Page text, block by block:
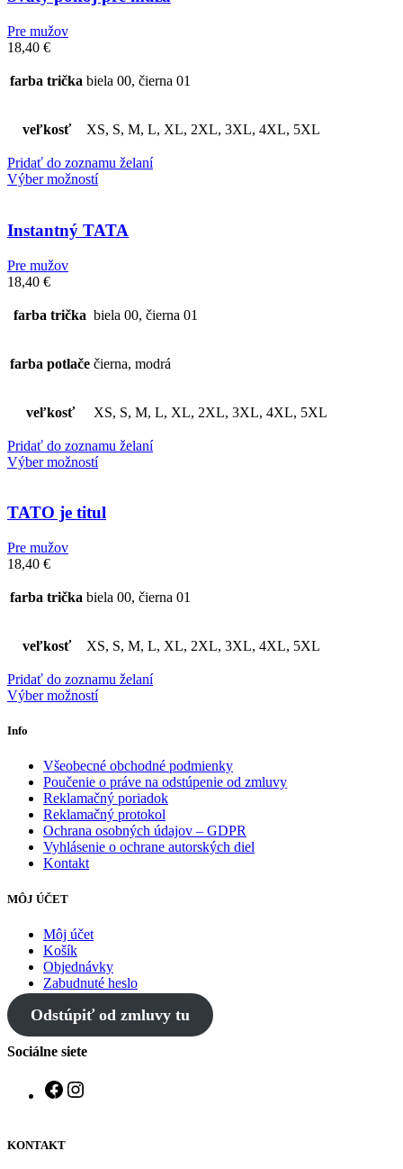
Pre mužov
18,40 €
farba trička biela 00, čierna 01
veľkosť XS, S, M, L, XL, 2XL, 3XL, 4XL, 5XL
Pridať do zoznamu želaní
Výber možností
Instantný TATA
Pre mužov
18,40 €
farba trička biela 00, čierna 01
farba potlače čierna, modrá
veľkosť XS, S, M, L, XL, 2XL, 3XL, 4XL, 5XL
Pridať do zoznamu želaní
Výber možností
TATO je titul
Pre mužov
18,40 €
farba trička biela 00, čierna 01
veľkosť XS, S, M, L, XL, 2XL, 3XL, 4XL, 5XL
Pridať do zoznamu želaní
Výber možností
Info
Všeobecné obchodné podmienky
Poučenie o práve na odstúpenie od zmluvy
Reklamačný poriadok
Reklamačný protokol
Ochrana osobných údajov – GDPR
Vyhlásenie o ochrane autorských diel
Kontakt
MÔJ ÚČET
Môj účet
Košík
Objednávky
Zabudnuté heslo
Odstúpiť od zmluvy tu
Sociálne siete
Facebook
KONTAKT